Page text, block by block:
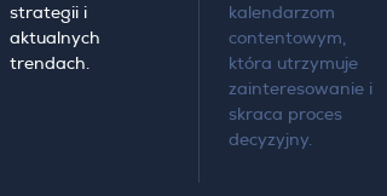
strategii i
aktualnych
trendach.
kalendarzom
contentowym,
która utrzymuje
zainteresowanie i
skraca proces
decyzyjny.